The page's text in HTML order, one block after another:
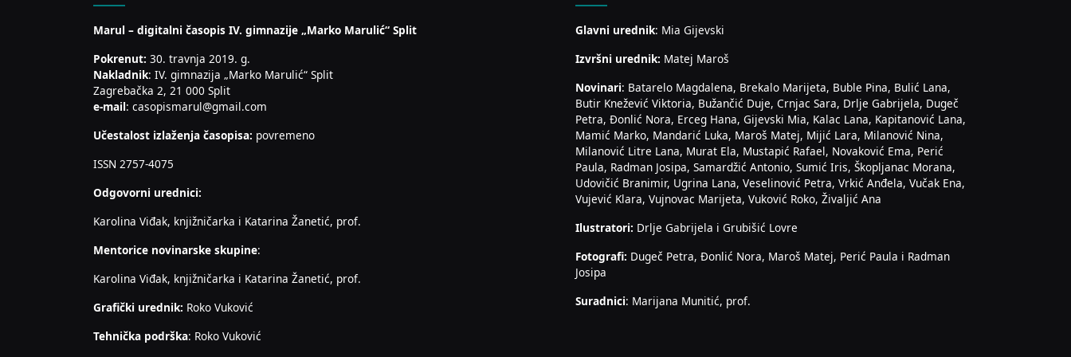
Marul – digitalni časopis IV. gimnazije „Marko Marulić“ Split
Pokrenut: 30. travnja 2019. g.
Nakladnik: IV. gimnazija „Marko Marulić“ Split
Zagrebačka 2, 21 000 Split
e-mail: casopismarul@gmail.com
Učestalost izlaženja časopisa: povremeno
ISSN 2757-4075
Odgovorni urednici:
Karolina Viđak, knjižničarka i Katarina Žanetić, prof.
Mentorice novinarske skupine:
Karolina Viđak, knjižničarka i Katarina Žanetić, prof.
Grafički urednik: Roko Vuković
Tehnička podrška: Roko Vuković
Glavni urednik: Mia Gijevski
Izvršni urednik: Matej Maroš
Novinari: Batarelo Magdalena, Brekalo Marijeta, Buble Pina, Bulić Lana,
Butir Knežević Viktoria, Bužančić Duje, Crnjac Sara, Drlje Gabrijela, Dugeč
Petra, Đonlić Nora, Erceg Hana, Gijevski Mia, Kalac Lana, Kapitanović Lana,
Mamić Marko, Mandarić Luka, Maroš Matej, Mijić Lara, Milanović Nina,
Milanović Litre Lana, Murat Ela, Mustapić Rafael, Novaković Ema, Perić
Paula, Radman Josipa, Samardžić Antonio, Sumić Iris, Škopljanac Morana,
Udovičić Branimir, Ugrina Lana, Veselinović Petra, Vrkić Anđela, Vučak Ena,
Vujević Klara, Vujnovac Marijeta, Vuković Roko, Živaljić Ana
Ilustratori: Drlje Gabrijela i Grubišić Lovre
Fotografi: Dugeč Petra, Đonlić Nora, Maroš Matej, Perić Paula i Radman
Josipa
Suradnici: Marijana Munitić, prof.